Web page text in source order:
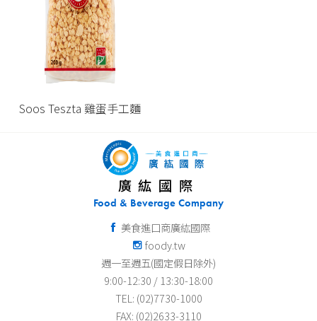
Soos Teszta 雞蛋手工麵
廣紘國際
Food & Beverage Company
美食進口商廣紘國際
foody.tw
週一至週五(國定假日除外)
9:00-12:30 / 13:30-18:00
TEL: (02)7730-1000
FAX: (02)2633-3110